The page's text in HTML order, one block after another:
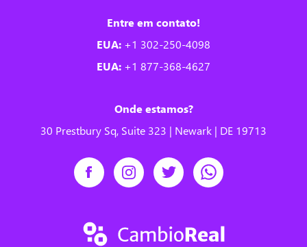
Entre em contato!
EUA: +1 302-250-4098
EUA: +1 877-368-4627
Onde estamos?
30 Prestbury Sq, Suite 323 | Newark | DE 19713